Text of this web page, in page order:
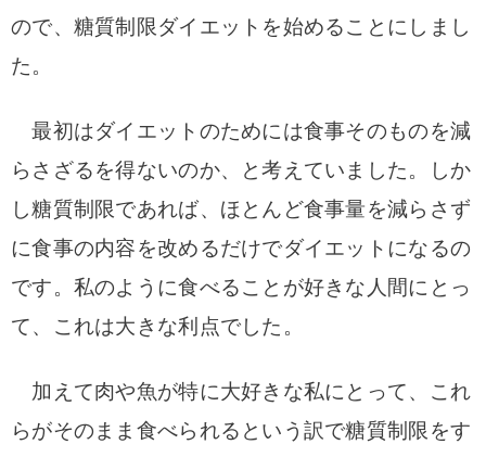
ので、糖質制限ダイエットを始めることにしまし
た。
最初はダイエットのためには食事そのものを減
らさざるを得ないのか、と考えていました。しか
し糖質制限であれば、ほとんど食事量を減らさず
に食事の内容を改めるだけでダイエットになるの
です。私のように食べることが好きな人間にとっ
て、これは大きな利点でした。
加えて肉や魚が特に大好きな私にとって、これ
らがそのまま食べられるという訳で糖質制限をす